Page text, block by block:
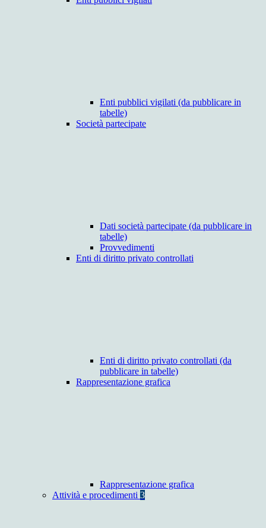
Enti pubblici vigilati (da pubblicare in
tabelle)
Società partecipate
Dati società partecipate (da pubblicare in
tabelle)
Provvedimenti
Enti di diritto privato controllati
Enti di diritto privato controllati (da
pubblicare in tabelle)
Rappresentazione grafica
Rappresentazione grafica
Attività e procedimenti 3